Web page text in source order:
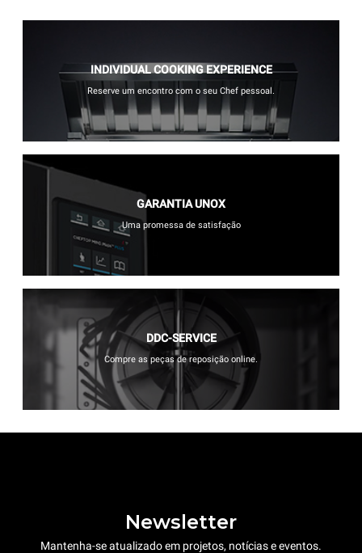
INDIVIDUAL COOKING EXPERIENCE
Reserve um encontro com o seu Chef pessoal.
GARANTIA UNOX
Uma promessa de satisfação
DDC-SERVICE
Compre as peças de reposição online.
Newsletter
Mantenha-se atualizado em projetos, notícias e eventos.